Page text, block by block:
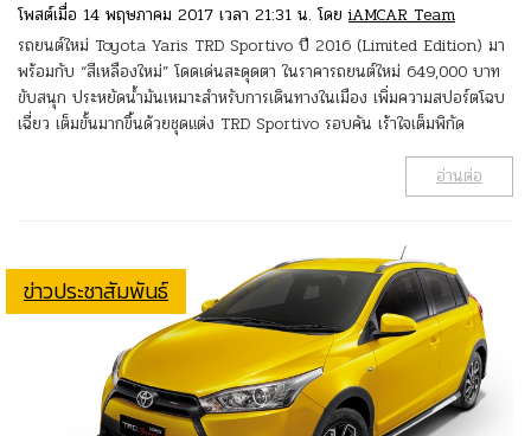
โพสต์เมื่อ 14 พฤษภาคม 2017 เวลา 21:31 น. โดย iAMCAR Team
รถยนต์ใหม่ Toyota Yaris TRD Sportivo ปี 2016 (Limited Edition) มา
พร้อมกับ “สีเหลืองใหม่” โดดเด่นสะดุดตา ในราคารถยนต์ใหม่ 649,000 บาท
ขับสนุก ประหยัดน้ำมันเหมาะสำหรับการเดินทางในเมือง เพิ่มความสปอร์ตโฉบ
เฉี่ยว เต็มขั้นมากขึ้นด้วยชุดแต่ง TRD Sportivo รอบคัน เร้าใจเต็มพิกัด
อ่านต่อ
ข่าวประชาสัมพันธ์